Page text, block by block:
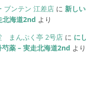
ブンテン 江差店に 新し
北海道2nd より
まんぷく亭 2号店に に
薬 – 実走北海道2nd より